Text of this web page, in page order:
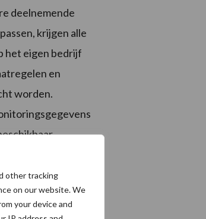
other tracking
on our website. We
your device and
deelnemende
krijgen alle
het eigen bedrijf
en
worden.
door het
Food Valley,